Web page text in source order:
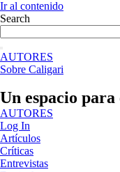
Ir al contenido
Search
AUTORES
Sobre Caligari
Un espacio
AUTORES
Log In
Artículos
Críticas
Entrevistas